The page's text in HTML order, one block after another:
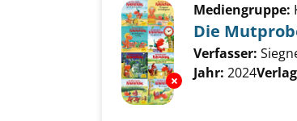
Exemplar-Details
Mediengruppe:
Die
Verfasser:
Jahr: 2024